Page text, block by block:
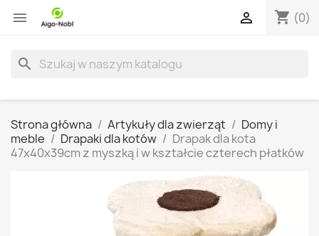
 shopping_cart (0)

search
Strona główna Artykuły dla zwierząt
Domy i
meble
Drapaki dla kotów
Drapak dla kota
47x40x39cm z myszką i w kształcie czterech płatków